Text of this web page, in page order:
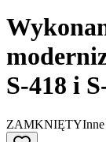
S-418 i
ZAMKNIĘTYInne